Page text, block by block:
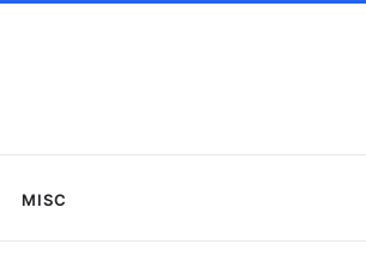
Misc